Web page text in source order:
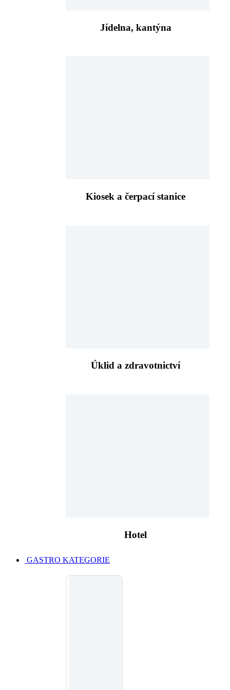
Jídelna, kantýna
Kiosek a čerpací stanice
Úklid a zdravotnictví
Hotel
GASTRO KATEGORIE